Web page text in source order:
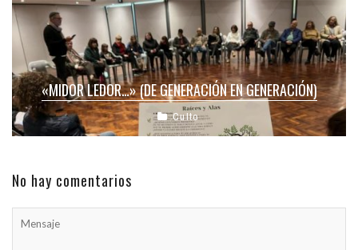
«MIDOR LEDOR…» (DE GENERACIÓN EN GENERACIÓN)
Culto
No hay comentarios